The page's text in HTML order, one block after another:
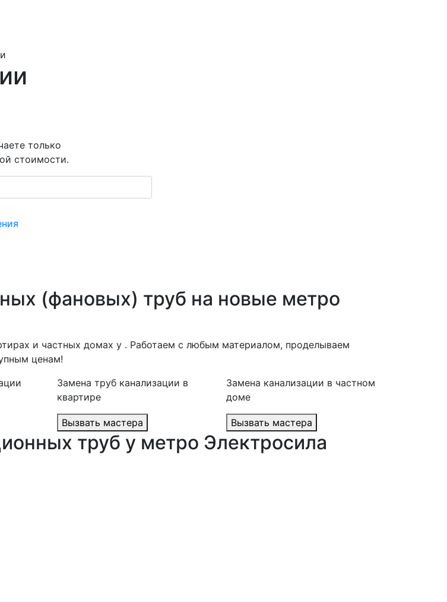
только
стоимости.
(фановых) труб на новые метро
и частных домах у . Работаем с любым материалом, проделываем
ценам!
Замена труб канализации в
квартире
Вызвать мастера
Замена канализации в частном
доме
Вызвать мастера
труб у метро Электросила